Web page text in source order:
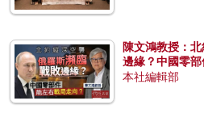
陳文鴻教授：
邊緣？中國零
本社編輯部